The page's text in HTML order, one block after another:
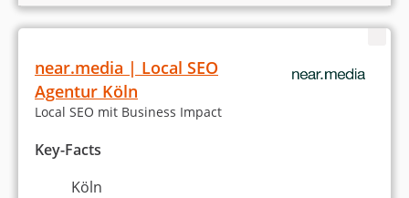
near.media | Local SEO
Agentur Köln
Local SEO mit Business Impact
Key-Facts
Köln